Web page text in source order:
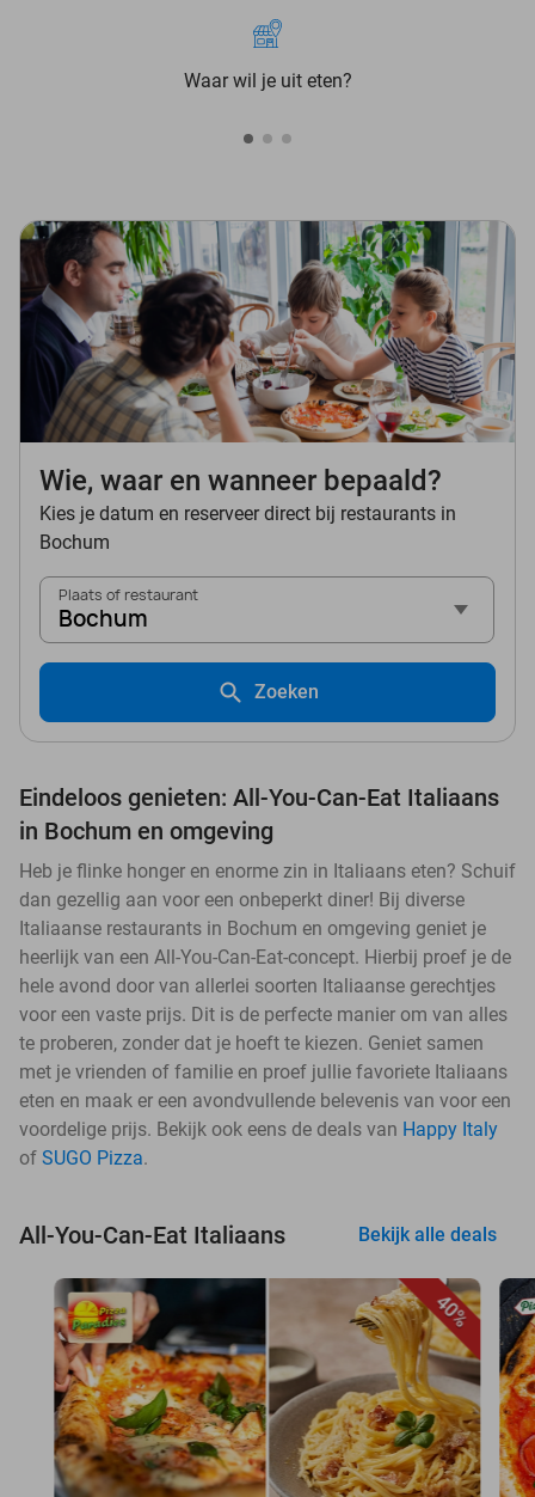
Waar wil je uit eten?
Wie, waar en wanneer bepaald?
Kies je datum en reserveer direct bij restaurants in
Bochum
Plaats of restaurant
Bochum
Zoeken
Eindeloos genieten: All-You-Can-Eat Italiaans
in Bochum en omgeving
Heb je flinke honger en enorme zin in Italiaans eten? Schuif
dan gezellig aan voor een onbeperkt diner! Bij diverse
Italiaanse restaurants in Bochum en omgeving geniet je
heerlijk van een All-You-Can-Eat-concept. Hierbij proef je de
hele avond door van allerlei soorten Italiaanse gerechtjes
voor een vaste prijs. Dit is de perfecte manier om van alles
te proberen, zonder dat je hoeft te kiezen. Geniet samen
met je vrienden of familie en proef jullie favoriete Italiaans
eten en maak er een avondvullende belevenis van voor een
voordelige prijs. Bekijk ook eens de deals van Happy Italy
of SUGO Pizza.
All-You-Can-Eat Italiaans Bekijk alle deals
40%